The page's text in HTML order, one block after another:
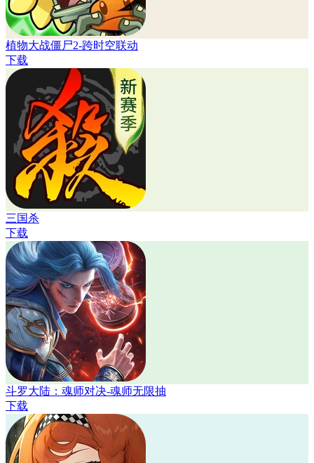
植物大战僵尸2-跨时空联动
下载
三国杀
下载
斗罗大陆：魂师对决-魂师无限抽
下载